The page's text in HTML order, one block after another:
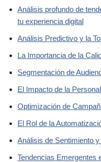
Análisis profundo de
tu experiencia digital
Análisis Predictivo y la
La Importancia de la
Segmentación de
El Impacto de la
Optimización de
El Rol de la
Análisis de Sentimiento
Tendencias Emergentes